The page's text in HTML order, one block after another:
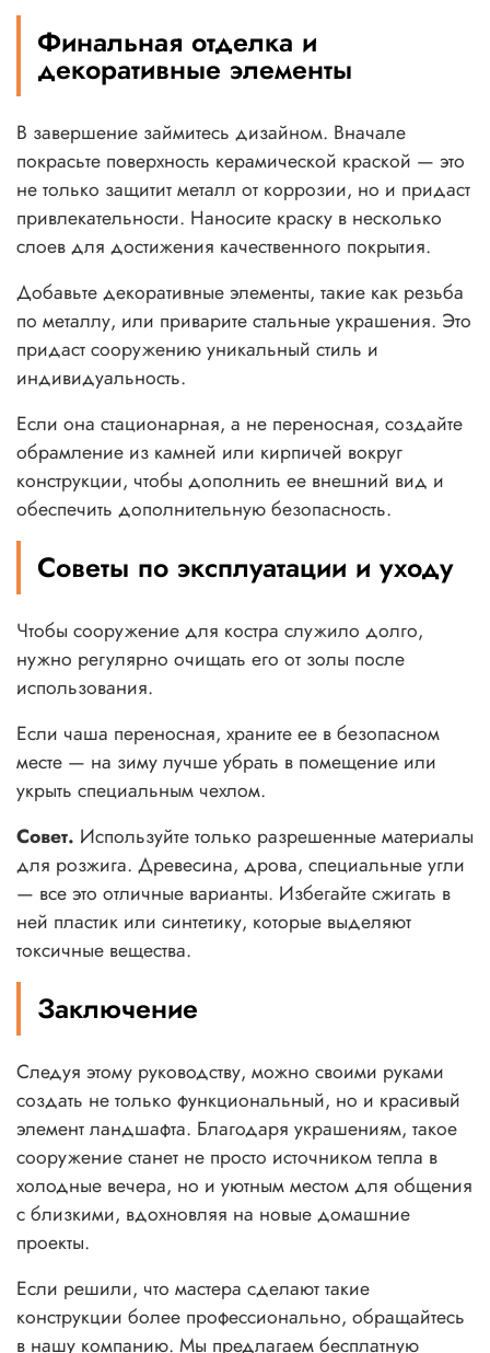
Финальная отделка и
декоративные элементы
В завершение займитесь дизайном. Вначале
покрасьте поверхность керамической краской — это
не только защитит металл от коррозии, но и придаст
привлекательности. Наносите краску в несколько
слоев для достижения качественного покрытия.
Добавьте декоративные элементы, такие как резьба
по металлу, или приварите стальные украшения. Это
придаст сооружению уникальный стиль и
индивидуальность.
Если она стационарная, а не переносная, создайте
обрамление из камней или кирпичей вокруг
конструкции, чтобы дополнить ее внешний вид и
обеспечить дополнительную безопасность.
Советы по эксплуатации и уходу
Чтобы сооружение для костра служило долго,
нужно регулярно очищать его от золы после
использования.
Если чаша переносная, храните ее в безопасном
месте — на зиму лучше убрать в помещение или
укрыть специальным чехлом.
Совет. Используйте только разрешенные материалы
для розжига. Древесина, дрова, специальные угли
— все это отличные варианты. Избегайте сжигать в
ней пластик или синтетику, которые выделяют
токсичные вещества.
Заключение
Следуя этому руководству, можно своими руками
создать не только функциональный, но и красивый
элемент ландшафта. Благодаря украшениям, такое
сооружение станет не просто источником тепла в
холодные вечера, но и уютным местом для общения
с близкими, вдохновляя на новые домашние
проекты.
Если решили, что мастера сделают такие
конструкции более профессионально, обращайтесь
в нашу компанию. Мы предлагаем бесплатную